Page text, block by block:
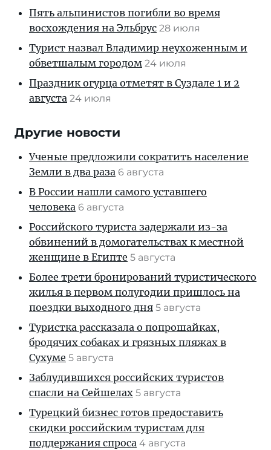
Пять альпинистов погибли во время
восхождения на Эльбрус 28 июля
Турист назвал Владимир неухоженным и
обветшалым городом 24 июля
Праздник огурца отметят в Суздале 1 и 2
августа 24 июля
Другие новости
Ученые предложили сократить население
Земли в два раза 6 августа
В России нашли самого уставшего
человека 6 августа
Российского туриста задержали из-за
обвинений в домогательствах к местной
женщине в Египте 5 августа
Более трети бронирований туристического
жилья в первом полугодии пришлось на
поездки выходного дня 5 августа
Туристка рассказала о попрошайках,
бродячих собаках и грязных пляжах в
Сухуме 5 августа
Заблудившихся российских туристов
спасли на Сейшелах 5 августа
Турецкий бизнес готов предоставить
скидки российским туристам для
поддержания спроса 4 августа